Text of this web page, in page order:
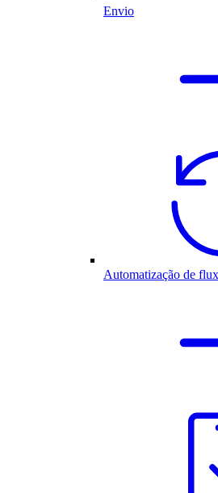
Envio
Automatização de